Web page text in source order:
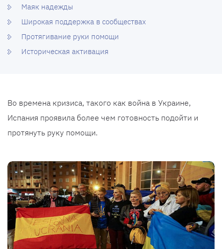
Маяк надежды
Широкая поддержка в сообществах
Протягивание руки помощи
Историческая активация
Во времена кризиса, такого как война в Украине,
Испания проявила более чем готовность подойти и
протянуть руку помощи.